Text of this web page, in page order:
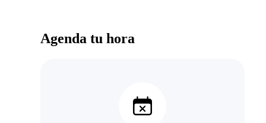
Agenda tu hora